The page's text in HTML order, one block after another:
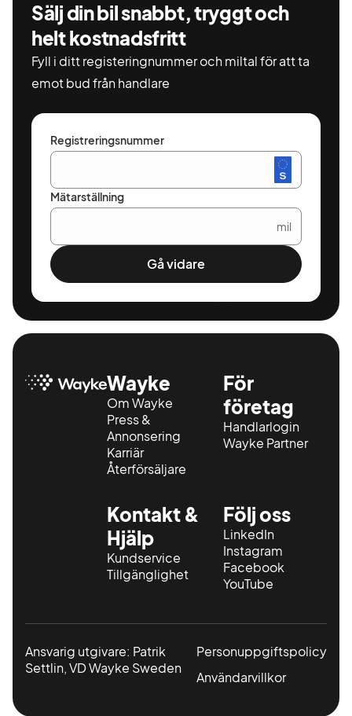
Sälj din bil snabbt, tryggt och
helt kostnadsfritt
Fyll i ditt registeringnummer och miltal för att ta
emot bud från handlare
Registreringsnummer
Mätarställning
mil
Gå vidare
Wayke
Om Wayke
Press &
Annonsering
Karriär
Återförsäljare
För
företag
Handlarlogin
Wayke Partner
Kontakt &
Hjälp
Kundservice
Tillgänglighet
Följ oss
LinkedIn
Instagram
Facebook
YouTube
Ansvarig utgivare: Patrik
Settlin, VD Wayke Sweden
Personuppgiftspolicy
Användarvillkor